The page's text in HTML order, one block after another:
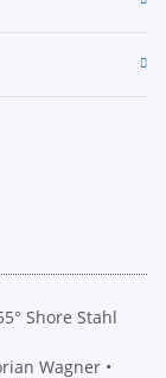
Shore Stahl
Wagner •